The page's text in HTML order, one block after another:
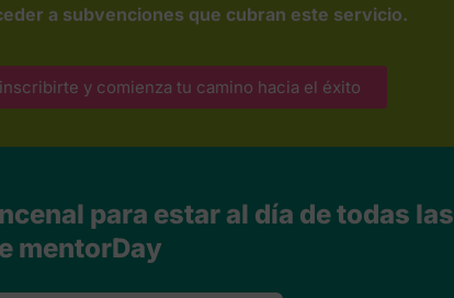
a subvenciones que cubran este servicio.
y comienza tu camino hacia el éxito
para estar al día de todas las
mentorDay